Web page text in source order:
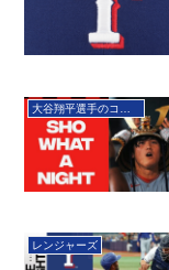
レンジャーズ